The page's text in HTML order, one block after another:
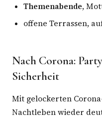
Themenabende,
offene Terrassen,
Nach Corona:
Sicherheit
Mit gelockerten
Nachtleben wieder